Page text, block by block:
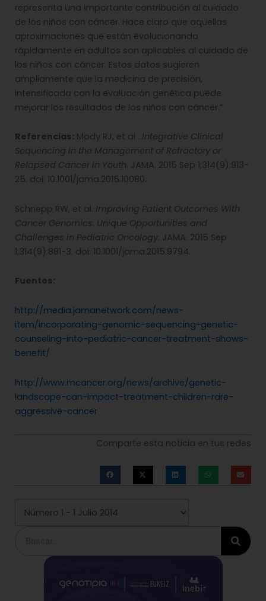
representa una importante contribución al cuidado
de los niños con cáncer. Hace claro que aquellas
aproximaciones que están evolucionando
rápidamente en adultos son aplicables al cuidado de
los niños con cáncer. Estos datos sugieren
ampliamente que la medicina de precisión,
intensificada con la evaluación genética puede
mejorar los resultados de los niños con cáncer.”
Referencias: Mody RJ, et al . Integrative Clinical
Sequencing in the Management of Refractory or
Relapsed Cancer in Youth. JAMA. 2015 Sep 1;314(9):913-
25. doi: 10.1001/jama.2015.10080.
Schnepp RW, et al. Improving Patient Outcomes With
Cancer Genomics: Unique Opportunities and
Challenges in Pediatric Oncology. JAMA. 2015 Sep
1;314(9):881-3. doi: 10.1001/jama.2015.9794.
Fuentes:
http://media.jamanetwork.com/news-
item/incorporating-genomic-sequencing-genetic-
counseling-into-pediatric-cancer-treatment-shows-
benefit/
http://www.mcancer.org/news/archive/genetic-
landscape-can-impact-treatment-children-rare-
aggressive-cancer
Comparte esta noticia en tus redes